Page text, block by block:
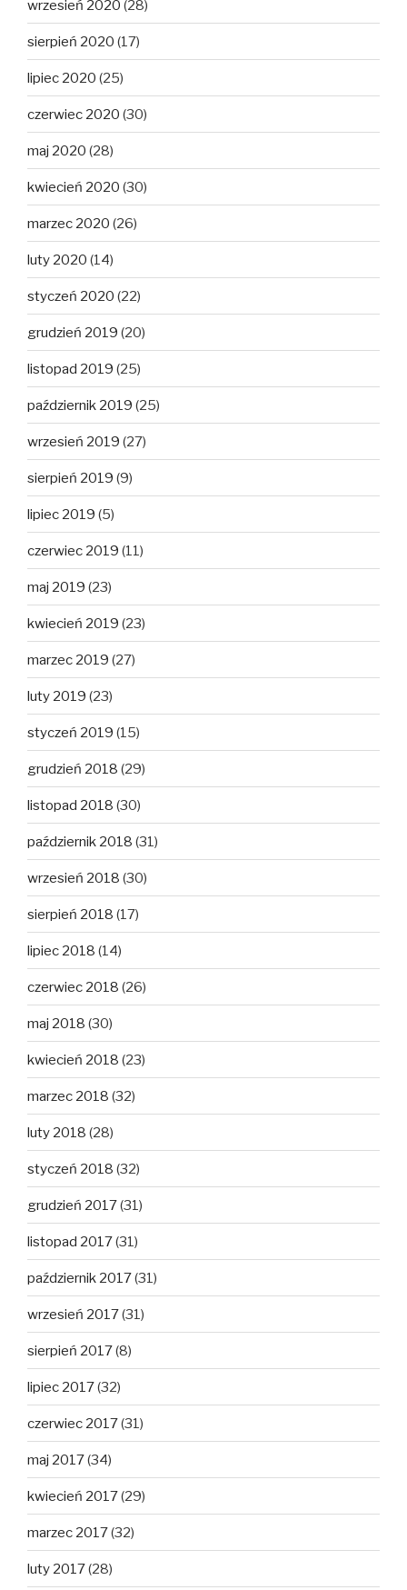
wrzesień 2020 (28)
sierpień 2020 (17)
lipiec 2020 (25)
czerwiec 2020 (30)
maj 2020 (28)
kwiecień 2020 (30)
marzec 2020 (26)
luty 2020 (14)
styczeń 2020 (22)
grudzień 2019 (20)
listopad 2019 (25)
październik 2019 (25)
wrzesień 2019 (27)
sierpień 2019 (9)
lipiec 2019 (5)
czerwiec 2019 (11)
maj 2019 (23)
kwiecień 2019 (23)
marzec 2019 (27)
luty 2019 (23)
styczeń 2019 (15)
grudzień 2018 (29)
listopad 2018 (30)
październik 2018 (31)
wrzesień 2018 (30)
sierpień 2018 (17)
lipiec 2018 (14)
czerwiec 2018 (26)
maj 2018 (30)
kwiecień 2018 (23)
marzec 2018 (32)
luty 2018 (28)
styczeń 2018 (32)
grudzień 2017(31)
listopad 2017(31)
październik 2017(31)
wrzesień 2017(31)
sierpień 2017(8)
lipiec 2017(32)
czerwiec 2017(31)
maj 2017(34)
kwiecień 2017(29)
marzec 2017(32)
luty 2017(28)